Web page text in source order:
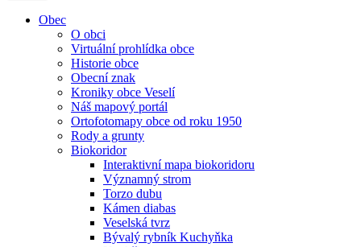
Obec
O obci
Virtuální prohlídka obce
Historie obce
Obecní znak
Kroniky obce Veselí
Náš mapový portál
Ortofotomapy obce od roku 1950
Rody a grunty
Biokoridor
Interaktivní mapa biokoridoru
Významný strom
Torzo dubu
Kámen diabas
Veselská tvrz
Bývalý rybník Kuchyňka